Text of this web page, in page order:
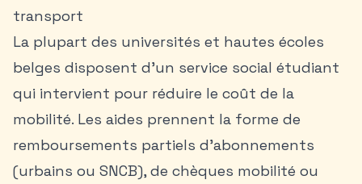
transport
La plupart des universités et hautes écoles
belges disposent d’un service social étudiant
qui intervient pour réduire le coût de la
mobilité. Les aides prennent la forme de
remboursements partiels d’abonnements
(urbains ou SNCB), de chèques mobilité ou